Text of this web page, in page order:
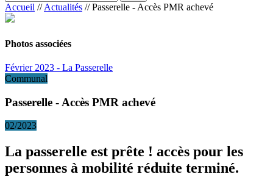
Accueil //Actualités // Passerelle - Accès PMR achevé
Photos associées
Février 2023 - La Passerelle
Communal
Passerelle - Accès PMR achevé
02/2023
La passerelle est prête ! accès pour les
personnes à mobilité réduite terminé.